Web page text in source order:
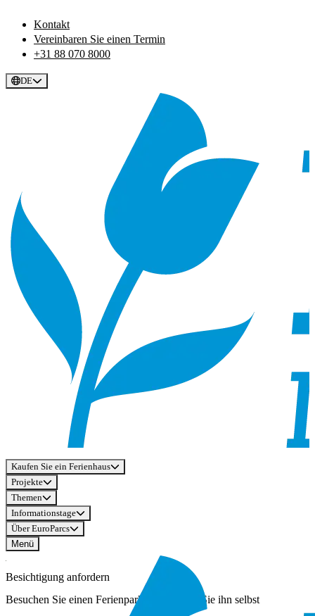
Kontakt
Vereinbaren Sie einen Termin
+31 88 070 8000
DE
Kaufen Sie ein Ferienhaus
Projekte
Themen
Informationstage
Über EuroParcs
Menü
Besichtigung anfordern
Besuchen Sie einen Ferienpark und erleben Sie ihn selbst